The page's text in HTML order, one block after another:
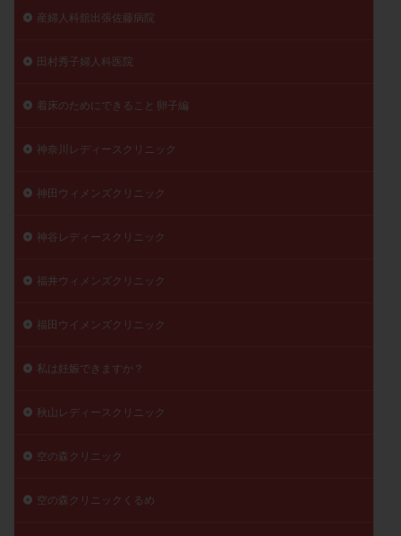
産婦人科舘出張佐藤病院
田村秀子婦人科医院
着床のためにできること 卵子編
神奈川レディースクリニック
神田ウィメンズクリニック
神谷レディースクリニック
福井ウィメンズクリニック
福田ウイメンズクリニック
私は妊娠できますか？
秋山レディースクリニック
空の森クリニック
空の森クリニックくるめ